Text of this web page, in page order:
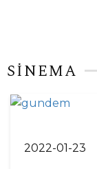
SİNEMA
2022-01-23